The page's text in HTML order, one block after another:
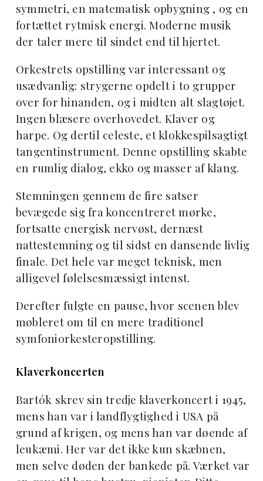
symmetri, en matematisk opbygning , og en
fortættet rytmisk energi. Moderne musik
der taler mere til sindet end til hjertet.
Orkestrets opstilling var interessant og
usædvanlig: strygerne opdelt i to grupper
over for hinanden, og i midten alt slagtøjet.
Ingen blæsere overhovedet. Klaver og
harpe. Og dertil celeste, et klokkespilsagtigt
tangentinstrument. Denne opstilling skabte
en rumlig dialog, ekko og masser af klang.
Stemningen gennem de fire satser
bevægede sig fra koncentreret mørke,
fortsatte energisk nervøst, dernæst
nattestemning og til sidst en dansende livlig
finale. Det hele var meget teknisk, men
alligevel følelsesmæssigt intenst.
Derefter fulgte en pause, hvor scenen blev
møbleret om til en mere traditionel
symfoniorkesteropstilling.
Klaverkoncerten
Bartók skrev sin tredje klaverkoncert i 1945,
mens han var i landflygtighed i USA på
grund af krigen, og mens han var døende af
leukæmi. Her var det ikke kun skæbnen,
men selve døden der bankede på. Værket var